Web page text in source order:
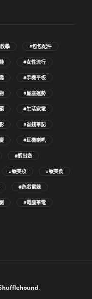
學 #包包配件
#女性流行
#手機平板
#星座運勢
#生活家電
#省錢筆記
#耳機喇叭
#蝦出遊
#蝦美妝 #蝦美食
#遊戲電競
#電腦筆電
.